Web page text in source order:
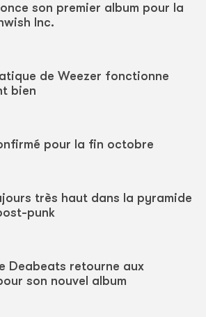
son premier album pour la
Inc.
de Weezer fonctionne
bien
pour la fin octobre
très haut dans la pyramide
punk
Deabeats retourne aux
son nouvel album